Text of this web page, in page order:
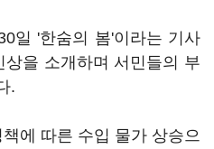
일 '한숨의 봄'이라는 기사
을 소개하며 서민들의 부
.
에 따른 수입 물가 상승으